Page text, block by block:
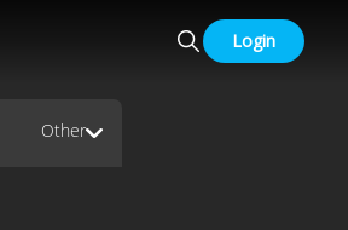
Login
Other